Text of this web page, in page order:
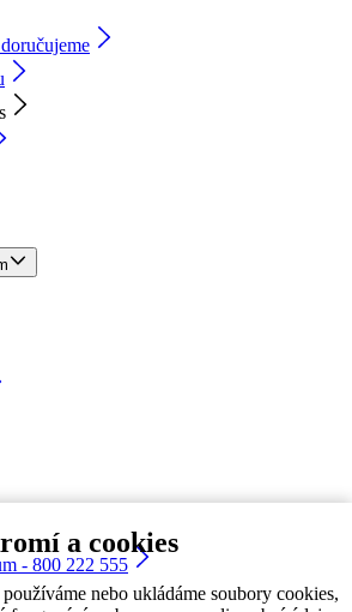
a cookies
nebo ukládáme soubory cookies,
- 800 222 555